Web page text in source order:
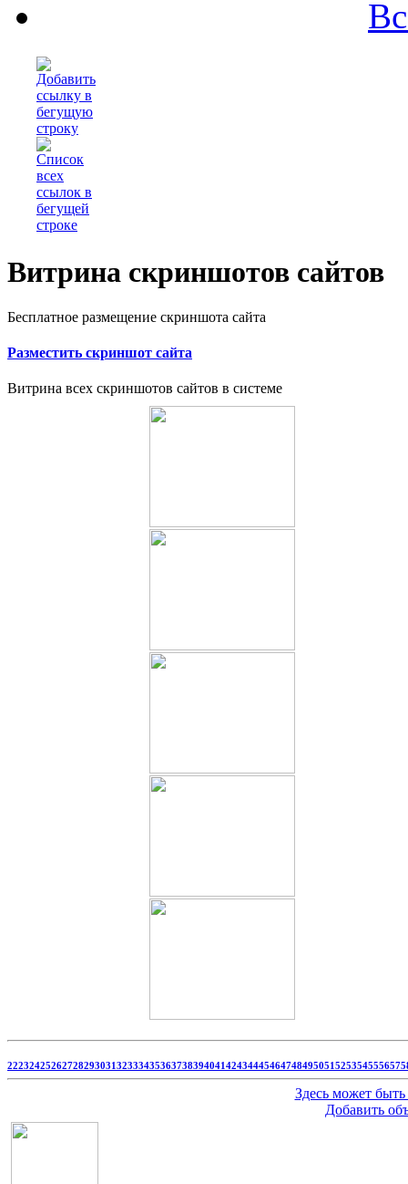
Витрина скриншотов сайтов
Бесплатное размещение скриншота сайта
Разместить скриншот сайта
Витрина всех скриншотов сайтов в системе
222324252627282930313233343536373839404142434445464748495051525354555657
Здесь может
Добавить